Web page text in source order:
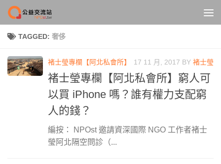
Skip to content
TAGGED: 奢侈
褚士瑩專欄【阿北私會所】 17 11 月, 2017 BY 褚士瑩
褚士瑩專欄【阿北私會所】窮人可
以買 iPhone 嗎？誰有權力支配窮
人的錢？
編按： NPOst 邀請資深國際 NGO 工作者褚士
瑩阿北隔空問診（...